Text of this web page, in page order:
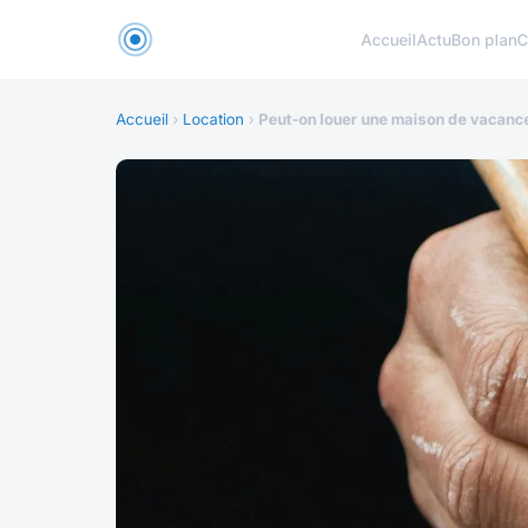
AccueilActuBon plan
Accueil › Location › Peut-on louer une maison de